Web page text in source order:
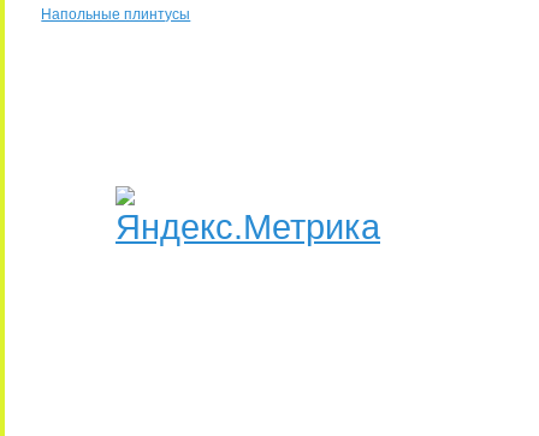
Напольные плинтусы